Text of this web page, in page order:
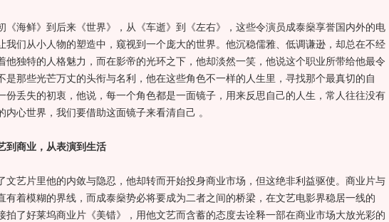
海鲜》到后来《世界》，从《车逝》到《左右》，这些令演员成泰燊享誉国内外的电
我们从小人物的塑造中，窥视到一个庞大的世界。他沉稳儒雅、低调谦逊，却总在不经
他独特的人格魅力，而在影帝的光环之下，他却淡然一笑，他说这个职业所带给他最令
是那些光芒万丈的头衔与名利，他在这些角色不一样的人生里，寻找那个最真切的自
份丢失的初衷，他说，每一个角色都是一面镜子，用来反思自己的人生，常人往往没有
内心世界，我们要借助这面镜子来看清自己 。
商业，从表演到生活
艺片里他的内敛与隐忍，他却转而开始投身商业市场，但这绝非利益驱使。商业片与
有着模糊的界线，而成泰燊势必将要成为二者之间的桥梁，在文艺电影界稳居一线的
拍了好莱坞商业片《美错》，用他文艺而含蓄的态度去诠释一部在商业市场大放光彩的